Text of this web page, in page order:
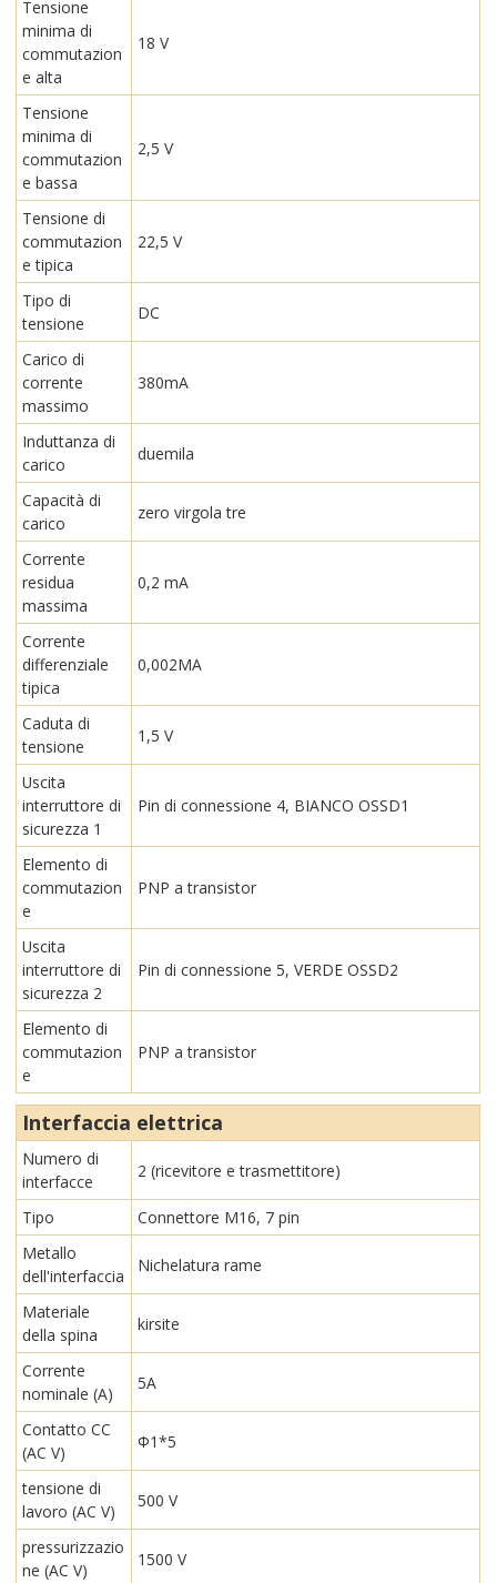
Tensione
minima di
commutazion
e alta
18 V
Tensione
minima di
commutazion
e bassa
2,5 V
Tensione di
commutazion
e tipica
22,5 V
Tipo di
tensione
DC
Carico di
corrente
massimo
380mA
Induttanza di
carico
duemila
Capacità di
carico
zero virgola tre
Corrente
residua
massima
0,2 mA
Corrente
differenziale
tipica
0,002MA
Caduta di
tensione
1,5 V
Uscita
interruttore di
sicurezza 1
Pin di connessione 4, BIANCO OSSD1
Elemento di
commutazion
e
PNP a transistor
Uscita
interruttore di
sicurezza 2
Pin di connessione 5, VERDE OSSD2
Elemento di
commutazion
e
PNP a transistor
Interfaccia elettrica
Numero di
interfacce
2 (ricevitore e trasmettitore)
Tipo
Connettore M16, 7 pin
Metallo
dell'interfaccia
Nichelatura rame
Materiale
della spina
kirsite
Corrente
nominale (A)
5A
Contatto CC
(AC V)
Φ1*5
tensione di
lavoro (AC V)
500 V
pressurizzazio
ne (AC V)
1500 V